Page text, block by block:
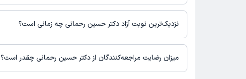
در حال حاضر دکتر حسین رحمانی مشاوره پزشکی تلفنی فعال دارند.
نزدیک‌ترین نوبت آزاد دکتر حسین رحمانی چه زمانی است؟
دکتر حسین رحمانی از روز پنج‌شنبه 15 مرداد 1405 بیمار جدید می‌پذیرند.
میزان رضایت مراجعه‌کنندگان از دکتر حسین رحمانی چقدر است؟